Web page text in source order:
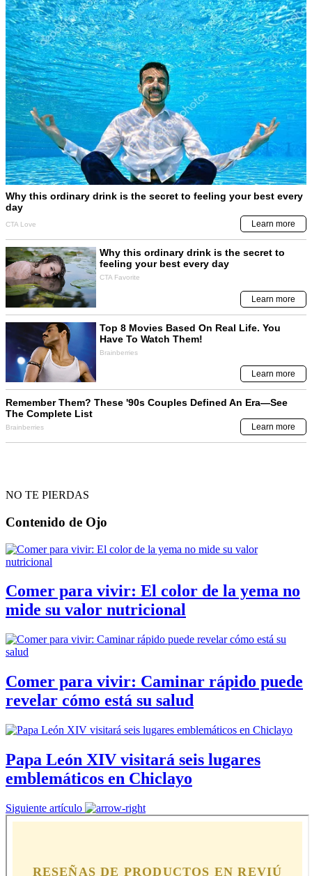
NO TE PIERDAS
Contenido de Ojo
Comer para vivir: El color de la yema no
mide su valor nutricional
Comer para vivir: Caminar rápido puede
revelar cómo está su salud
Papa León XIV visitará seis lugares
emblemáticos en Chiclayo
Siguiente artículo